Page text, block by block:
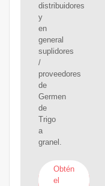
distribuidores
y
en
general
suplidores
/
proveedores
de
Germen
de
Trigo
a
granel.
Obtén
el